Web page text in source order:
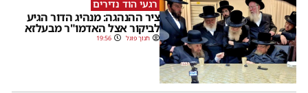
רגעי הוד נדירים
ציר ההנהגה: מנהיג הדור הגיע
לביקור אצל האדמו"ר מבעלזא
חנוך פוגל 19:56